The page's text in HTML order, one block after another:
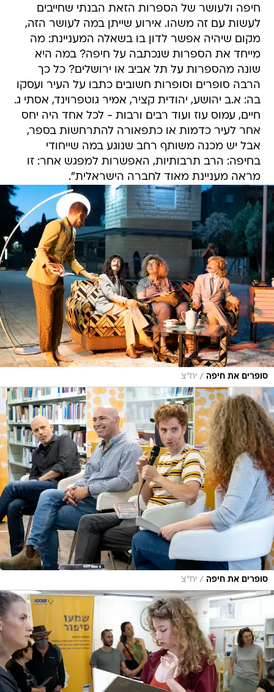
חיפה ולעושר של הספרות הזאת הבנתי שחייבים
לעשות עם זה משהו. אירוע שייתן במה לעושר הזה,
מקום שיהיה אפשר לדון בו בשאלה המעניינת: מה
מייחד את הספרות שנכתבה על חיפה? במה היא
שונה מהספרות על תל אביב או ירושלים? כל כך
הרבה סופרים וסופרות חשובים כתבו על העיר ועסקו
בה: א.ב יהושע, יהודית קציר, אמיר גוטפרוינד, אסתי ג.
חיים, עמוס עוז ועוד רבים ורבות - לכל אחד היה יחס
אחר לעיר כדמות או כתפאורה להתרחשות בספר,
אבל יש מכנה משותף רחב שנוגע במה שייחודי
בחיפה: הרב תרבותיות, האפשרות למפגש אחר: זו
מראה מעניינת מאוד לחברה הישראלית".
סופרים את חיפה / יח"צ
סופרים את חיפה / יח"צ